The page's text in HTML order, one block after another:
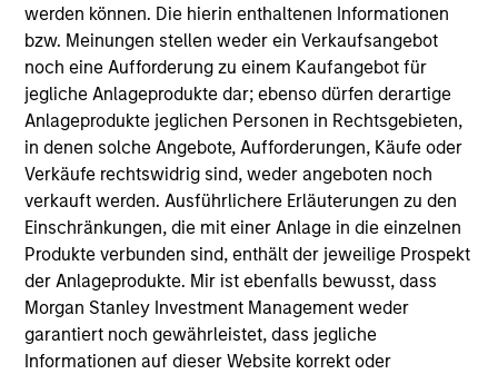
werden können. Die hierin enthaltenen Informationen
bzw. Meinungen stellen weder ein Verkaufsangebot
noch eine Aufforderung zu einem Kaufangebot für
jegliche Anlageprodukte dar; ebenso dürfen derartige
Anlageprodukte jeglichen Personen in Rechtsgebieten,
in denen solche Angebote, Aufforderungen, Käufe oder
Verkäufe rechtswidrig sind, weder angeboten noch
verkauft werden. Ausführlichere Erläuterungen zu den
Einschränkungen, die mit einer Anlage in die einzelnen
Produkte verbunden sind, enthält der jeweilige Prospekt
der Anlageprodukte. Mir ist ebenfalls bewusst, dass
Morgan Stanley Investment Management weder
garantiert noch gewährleistet, dass jegliche
Informationen auf dieser Website korrekt oder
Alice S. Vilma
Co-Head of the Next Level Fund
Meet the Team
Carla Harris
Senior Advisor